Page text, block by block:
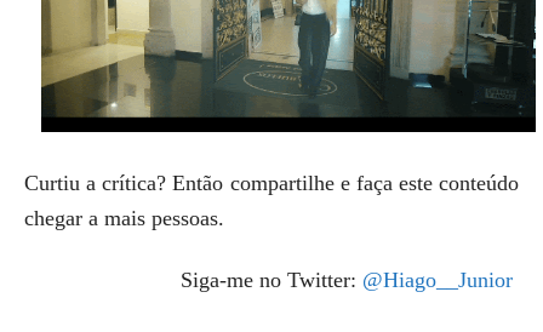
Curtiu a crítica? Então compartilhe e faça este conteúdo
chegar a mais pessoas.
Siga-me no Twitter: @Hiago__Junior